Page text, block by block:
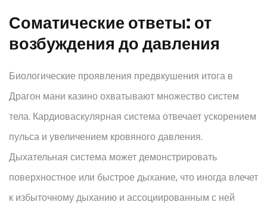
Соматические ответы: от
возбуждения до давления
Биологические проявления предвкушения итога в
Драгон мани казино охватывают множество систем
тела. Кардиоваскулярная система отвечает ускорением
пульса и увеличением кровяного давления.
Дыхательная система может демонстрировать
поверхностное или быстрое дыхание, что иногда влечет
к избыточному дыханию и ассоциированным с ней